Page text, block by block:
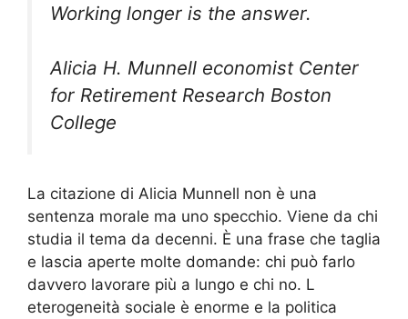
Working longer is the answer.
Alicia H. Munnell economist Center
for Retirement Research Boston
College
La citazione di Alicia Munnell non è una
sentenza morale ma uno specchio. Viene da chi
studia il tema da decenni. È una frase che taglia
e lascia aperte molte domande: chi può farlo
davvero lavorare più a lungo e chi no. L
eterogeneità sociale è enorme e la politica